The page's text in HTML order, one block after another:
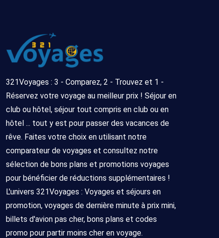
321Voyages : 3 - Comparez, 2 - Trouvez et 1 -
Réservez votre voyage au meilleur prix ! Séjour en
club ou hôtel, séjour tout compris en club ou en
hôtel ... tout y est pour passer des vacances de
rêve. Faites votre choix en utilisant notre
comparateur de voyages et consultez notre
sélection de bons plans et promotions voyages
pour bénéficier de réductions supplémentaires !
L'univers 321Voyages : Voyages et séjours en
promotion, voyages de dernière minute à prix mini,
billets d'avion pas cher, bons plans et codes
promo pour partir moins cher en voyage.